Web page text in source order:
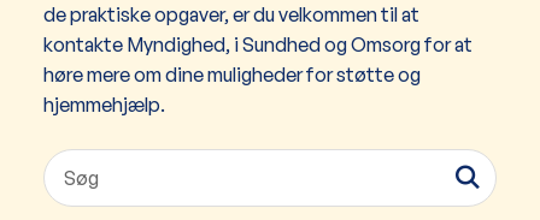
de praktiske opgaver, er du velkommen til at
kontakte Myndighed, i Sundhed og Omsorg for at
høre mere om dine muligheder for støtte og
hjemmehjælp.